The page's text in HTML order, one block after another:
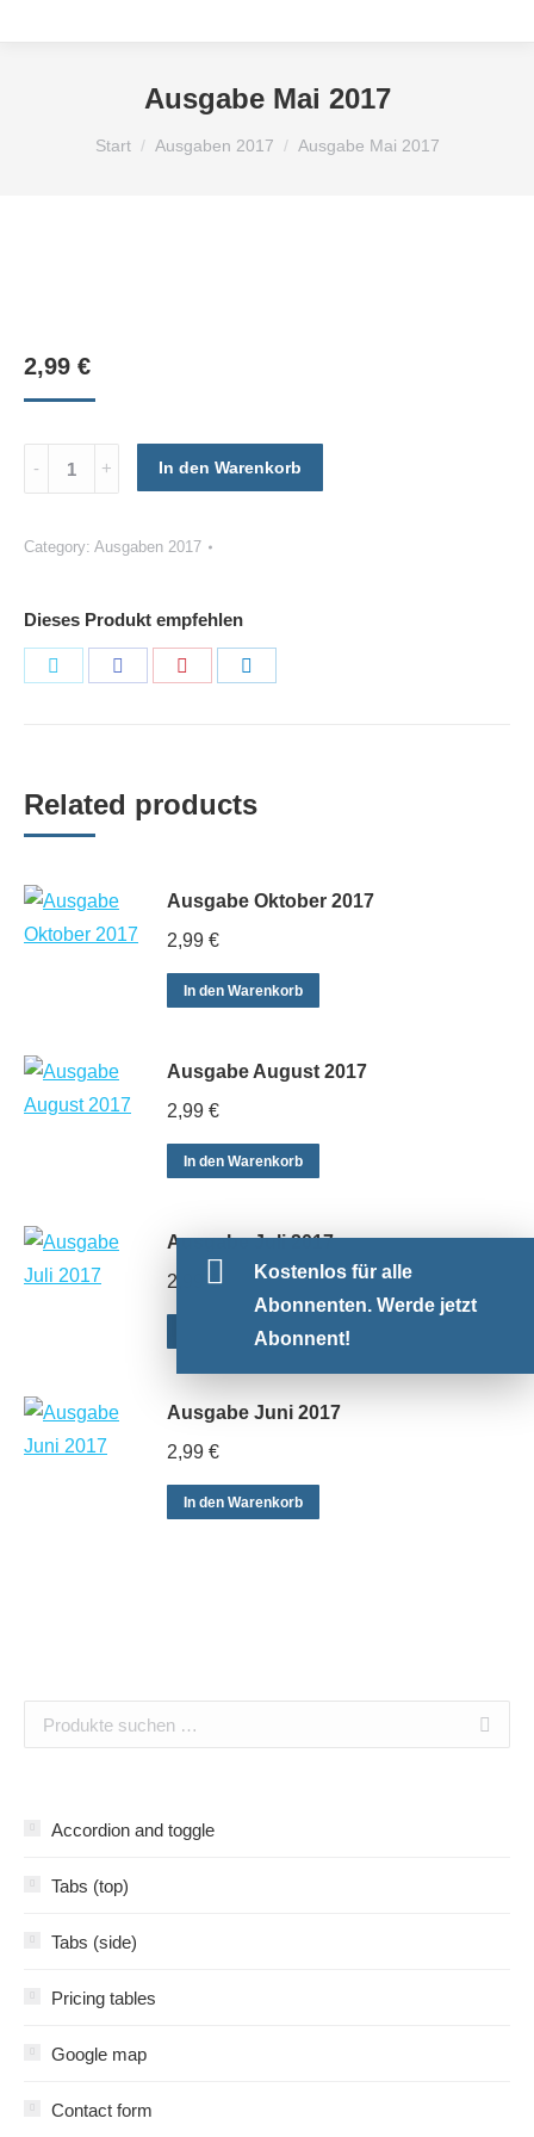
Ausgabe Mai 2017
Sie befinden sich hier:
Start Ausgaben 2017 Ausgabe Mai 2017
2,99 €
Ausgabe
Mai
quantity
In den Warenkorb
Kostenlos für alle
Abonnenten. Werde jetzt
Abonnent!
Category: Ausgaben 2017
Dieses Produkt empfehlen
Related products
Ausgabe Oktober 2017
2,99 €
In den Warenkorb
Ausgabe August 2017
2,99 €
In den Warenkorb
Ausgabe Juli 2017
2,99€
In den Warenkorb
Ausgabe Juni 2017
2,99 €
In den Warenkorb
Accordion and toggle
Tabs (top)
Tabs (side)
Pricing tables
Google map
Contact form